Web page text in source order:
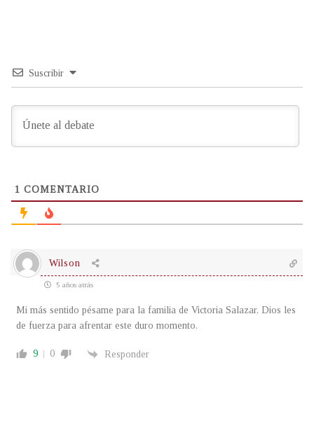
Suscribir
1 COMENTARIO
Wilson
5 años atrás
Mi más sentido pésame para la familia de Victoria Salazar, Dios les
de fuerza para afrentar este duro momento.
9 0 Responder